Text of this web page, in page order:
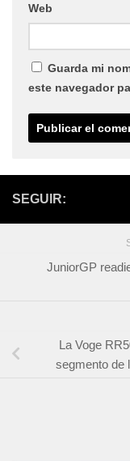
Web
Guarda mi
este navegador
SEGUIR:
JuniorGP
La Voge
segmento de